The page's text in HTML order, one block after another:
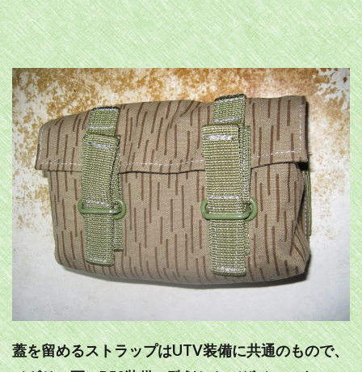
蓋を留めるストラップはUTV装備に共通のもので、